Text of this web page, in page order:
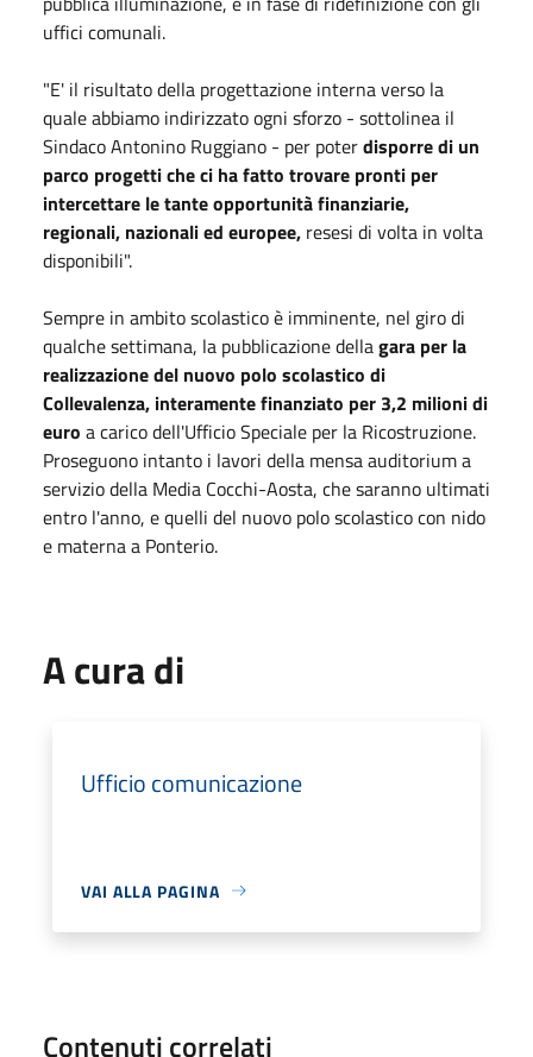
uffici comunali.
"E' il risultato della progettazione interna verso la
quale abbiamo indirizzato ogni sforzo - sottolinea il
Sindaco Antonino Ruggiano - per poterdisporre di un
parco progetti che ci ha fatto trovare pronti per
intercettare le tante opportunità finanziarie,
regionali, nazionali ed europee, resesi di volta in volta
disponibili".
Sempre in ambito scolastico è imminente, nel giro di
qualche settimana, la pubblicazione dellagara per la
realizzazione del nuovo polo scolastico di
Collevalenza, interamente finanziato per 3,2 milioni di
euro a carico dell'Ufficio Speciale per la Ricostruzione.
Proseguono intanto i lavori della mensa auditorium a
servizio della Media Cocchi-Aosta, che saranno ultimati
entro l'anno, e quelli del nuovo polo scolastico con nido
e materna a Ponterio.
A cura di
Ufficio comunicazione
VAI ALLA PAGINA
Contenuti correlati